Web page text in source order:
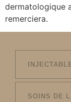
dermatologique
remerciera.
SOINS DE